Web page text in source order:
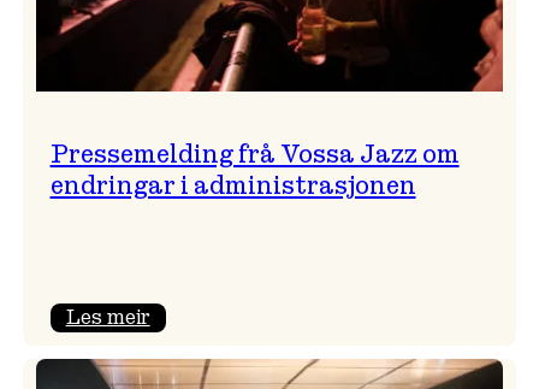
Pressemelding frå Vossa Jazz om
endringar i administrasjonen
Les meir:
frå